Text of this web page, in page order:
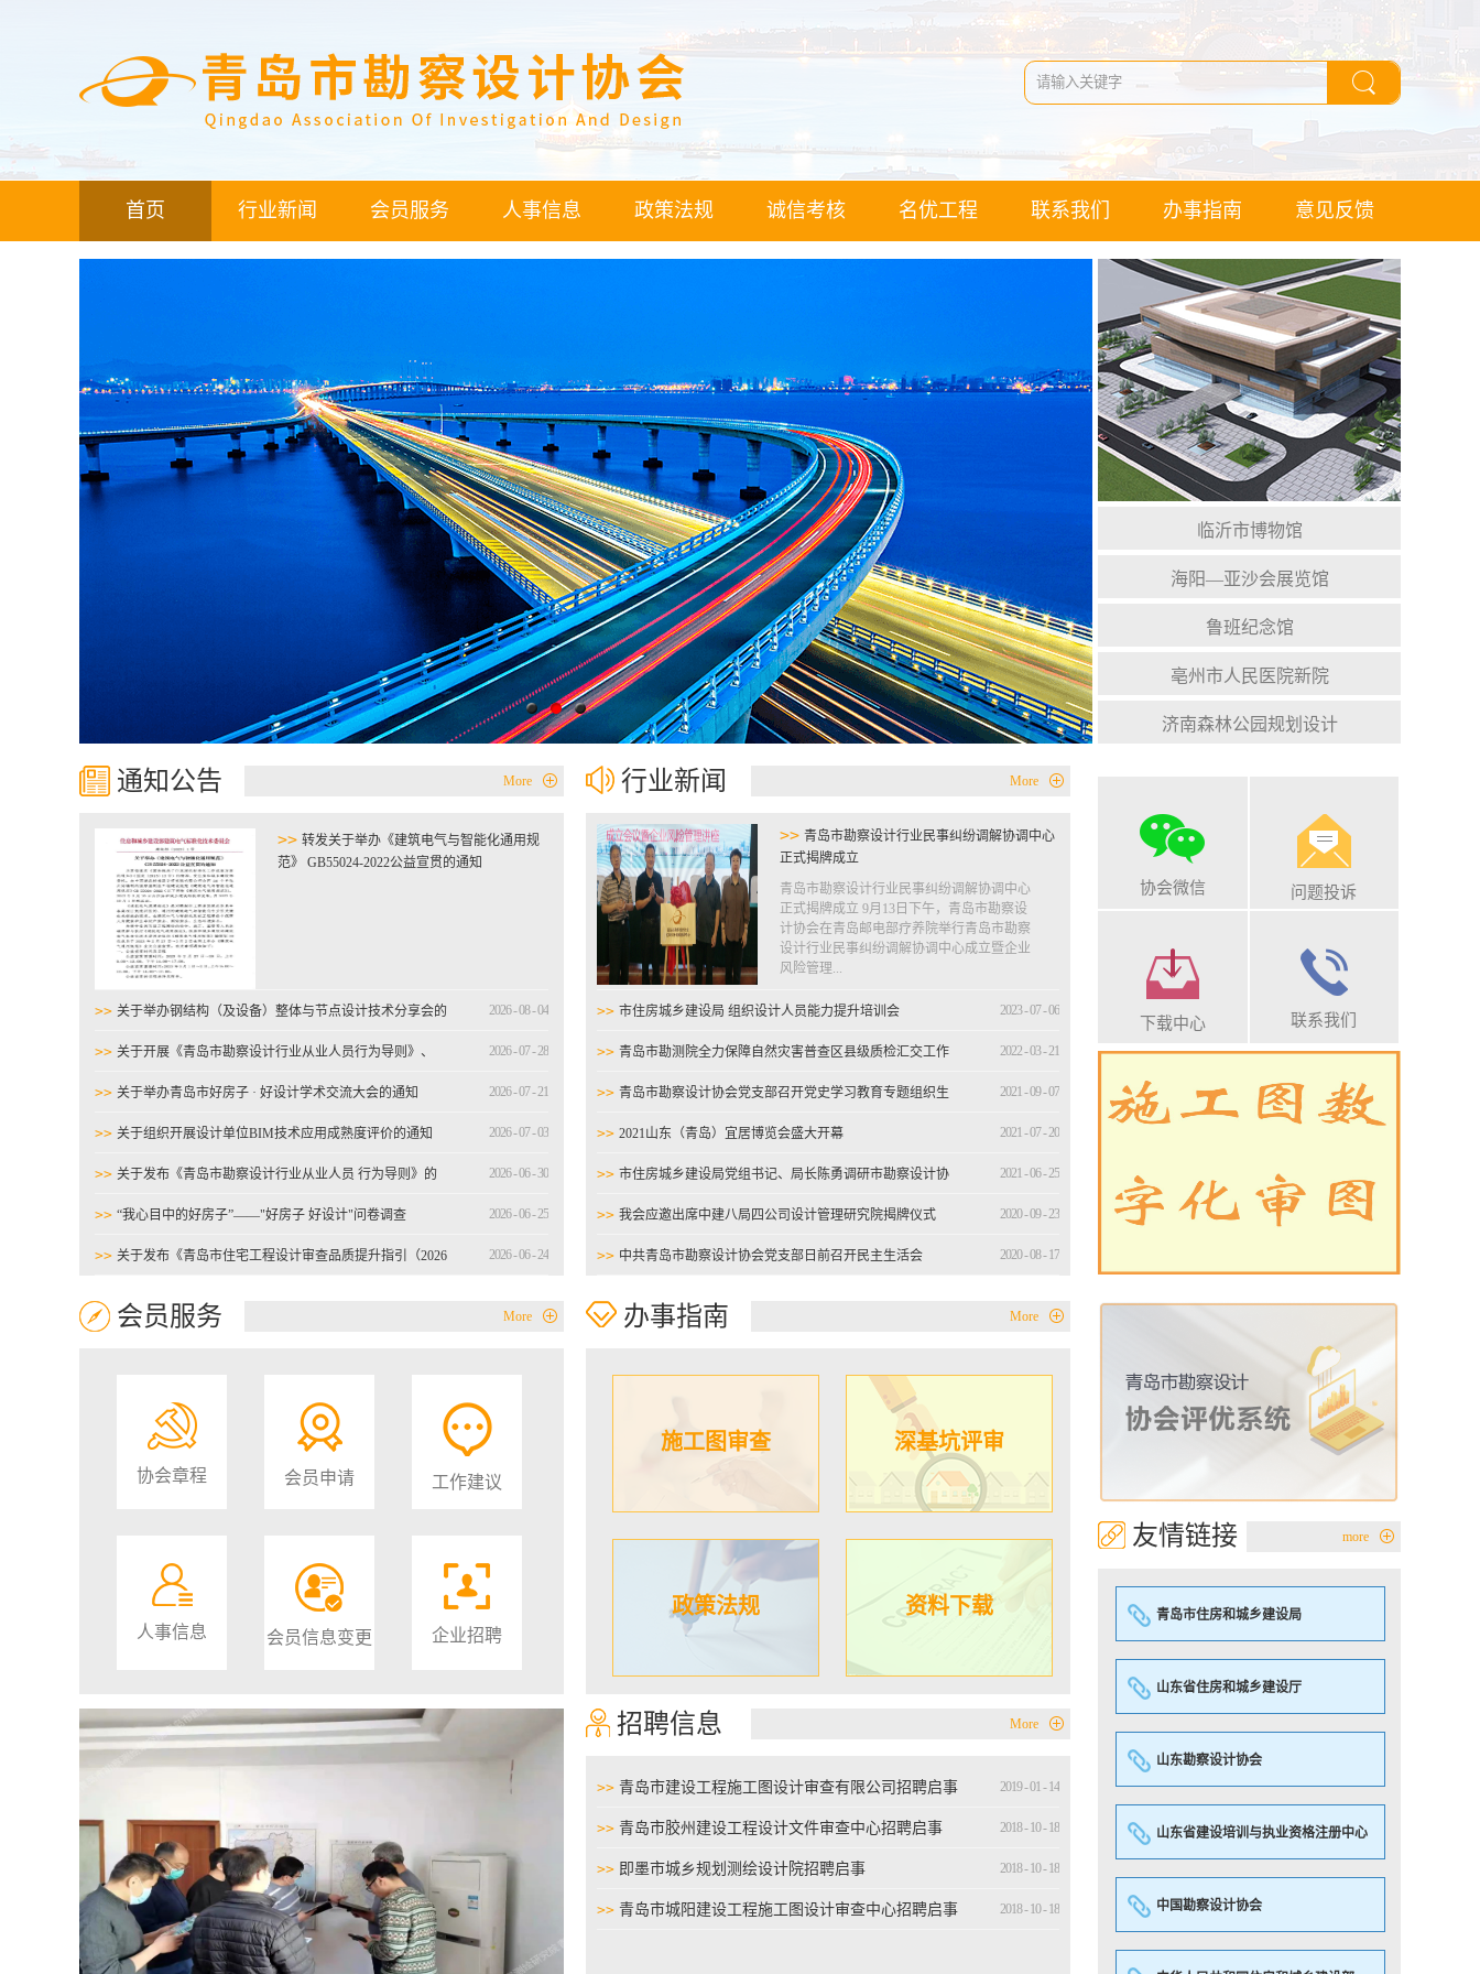
首页 行业新闻 会员服务 人事信息 政策法规 诚信考核 名优工程 联系我们 办事指南 意见反馈
临沂市博物馆
海阳—亚沙会展览馆
鲁班纪念馆
亳州市人民医院新院
济南森林公园规划设计
通知公告 More
>> 转发关于举办《建筑电气与智能化通用规
范》 GB55024-2022公益宣贯的通知
>> 关于举办钢结构（及设备）整体与节点设计技术分享会的
通知
2026-08-04
>> 关于开展《青岛市勘察设计行业从业人员行为导则》、
《青岛市住宅工程设计审查品质提升指引（2026版）》宣贯
活动的通知
2026-07-28
>> 关于举办青岛市好房子 · 好设计学术交流大会的通知 2026-07-21
>> 关于组织开展设计单位BIM技术应用成熟度评价的通知 2026-07-03
>> 关于发布《青岛市勘察设计行业从业人员 行为导则》的
通知
2026-06-30
>> “我心目中的好房子”——"好房子 好设计"问卷调查 2026-06-25
>> 关于发布《青岛市住宅工程设计审查品质提升指引（2026 2026-06-24
创新交流会”的通知
>>
行业新闻 More
>> 青岛市勘察设计行业民事纠纷调解协调中心
正式揭牌成立
青岛市勘察设计行业民事纠纷调解协调中心
正式揭牌成立 9月13日下午，青岛市勘察设
计协会在青岛邮电部疗养院举行青岛市勘察
设计行业民事纠纷调解协调中心成立暨企业
风险管理...
余人参加了本次活动。市住房城乡建设局勘
案一庭相关部门负责同志与青岛市勘察设计
市勘察设计行业民事纠纷调解协调中心正式
岛市勘察设计行业调解中心副主任陆涛共同
协会副理事长兼秘书长潘贵成在主持会议
市中级人民法院、青岛市城市管理局联合印
发的《关于在全市住房城乡建设领域落实
中心表态发言时表示，调解中心的工作对于
加充分发挥协会作用、履行服务行业高质量
发展的新使命、新考验，调解中心将在今后
坚持“依法合规、公平公正”的服务理念，全
力做好机制建设、政策宣传、调解员队伍建
设、调解工作模式探索等工作，努力为建设
行业的规范化提供专业咨询，降低付诸仲
裁、诉讼的工程争议纠纷数量，节约行政资
级人民法院立案一庭副庭长汪青松在讲话中
是我国深化司法改革、实现司法为民、公正
司法的重要举措，也是保障行业和谐稳定发
展的保障，希望青岛市勘察设计协会调解中
从业人员的认识，加强调解员队伍建设，通
建设局执法协调处一级调研员王振工在讲话
服务行业的工作理念和服务意识，他希望青
依法合规和公平公正，加强制度设计和机制
正性。市住房城乡建设局勘察设计处处长杜
威在讲话中强调，青岛市勘察设计行业调解
中心要拉高标杆提高站位，从服务行业高质
量发展的高度开展调解工作，要高度重视和
>> 市住房城乡建设局 组织设计人员能力提升培训会 2023-07-06
>> 青岛市勘测院全力保障自然灾害普查区县级质检汇交工作 2022-03-21
>> 青岛市勘察设计协会党支部召开党史学习教育专题组织生
活会
2021-09-07
>> 2021山东（青岛）宜居博览会盛大开幕 2021-07-20
>> 市住房城乡建设局党组书记、局长陈勇调研市勘察设计协
会及所属审图机构
2021-06-25
>> 我会应邀出席中建八局四公司设计管理研究院揭牌仪式 2020-09-23
>> 中共青岛市勘察设计协会党支部日前召开民主生活会 2020-08- 17
走访调研会员单位
协会微信 问题投诉
下载中心 联系我们
会员服务 More
协会章程 会员申请 工作建议
人事信息 会员信息变更 企业招聘
办事指南 More
施工图审查 深基坑评审
政策法规 资料下载
招聘信息 More
>> 青岛市建设工程施工图设计审查有限公司招聘启事 2019-01- 14
>> 青岛市胶州建设工程设计文件审查中心招聘启事 2018- 10- 18
>> 即墨市城乡规划测绘设计院招聘启事 2018- 10- 18
>> 青岛市城阳建设工程施工图设计审查中心招聘启事 2018- 10- 18
友情链接 more
青岛市住房和城乡建设局
山东省住房和城乡建设厅
山东勘察设计协会
山东省建设培训与执业资格注册中心
中国勘察设计协会